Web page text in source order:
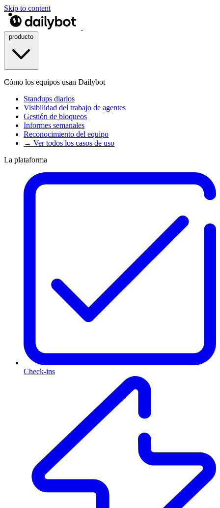
Skip to content
Cómo los equipos usan Dailybot
Standups diarios
Visibilidad del trabajo de agentes
Gestión de bloqueos
Informes semanales
Reconocimiento del equipo
→ Ver todos los casos de uso
La plataforma
Check-ins